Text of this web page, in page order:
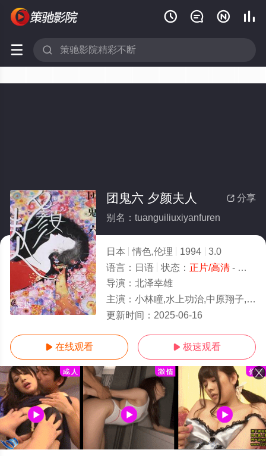
   
 
正片
 分享
团鬼六 夕颜夫人
别名：tuanguiliuxiyanfuren
日本 情色,伦理 1994
3.0
语言： 日语 状态： 正片/高清- 免费在线观看
导演： 北泽幸雄
主演： 小林瞳,水上功治,中原翔子,小川美那子
更新时间： 2025-06-16
 在线观看  极速观看